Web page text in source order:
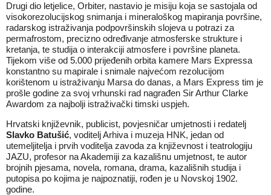
Drugi dio letjelice, Orbiter, nastavio je misiju koja se sastojala od
visokorezolucijskog snimanja i mineraloškog mapiranja površine,
radarskog istraživanja podpovršinskih slojeva u potrazi za
permafrostom, precizno određivanje atmosferske strukture i
kretanja, te studija o interakciji atmosfere i površine planeta.
Tijekom više od 5.000 prijeđenih orbita kamere Mars Expressa
konstantno su mapirale i snimale najvećom rezolucijom
korištenom u istraživanju Marsa do danas, a Mars Express tim je
prošle godine za svoj vrhunski rad nagrađen Sir Arthur Clarke
Awardom za najbolji istraživački timski uspjeh.
Hrvatski književnik, publicist, povjesničar umjetnosti i redatelj
Slavko Batušić, voditelj Arhiva i muzeja HNK, jedan od
utemeljitelja i prvih voditelja zavoda za književnost i teatrologiju
JAZU, profesor na Akademiji za kazališnu umjetnost, te autor
brojnih pjesama, novela, romana, drama, kazališnih studija i
putopisa po kojima je najpoznatiji, rođen je u Novskoj 1902.
godine.